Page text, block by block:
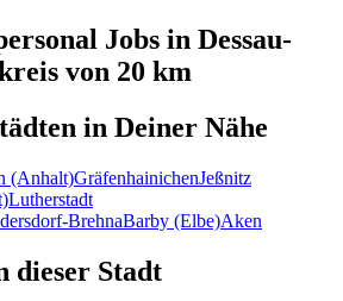
Jobs in Dessau-
von 20 km
in Deiner Nähe
(Anhalt)GräfenhainichenJeßnitz
Lutherstadt
BrehnaBarby (Elbe)Aken
dieser Stadt